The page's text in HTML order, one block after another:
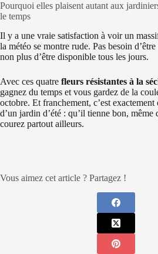
Pourquoi elles plaisent autant aux
le temps
Il y a une vraie satisfaction à voir un
la météo se montre rude. Pas besoin
non plus d’être disponible tous les jours.
Avec ces quatre fleurs résistantes à la
gagnez du temps et vous gardez de la
octobre. Et franchement, c’est exactement
d’un jardin d’été : qu’il tienne bon, même
courez partout ailleurs.
Vous aimez cet article ? Partagez !